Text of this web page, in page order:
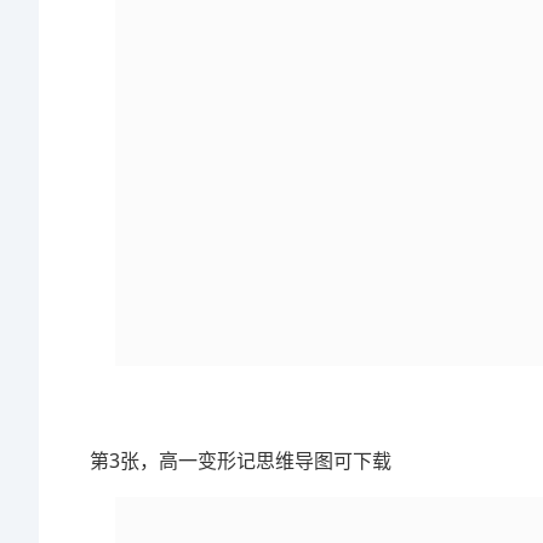
第3张，高一变形记思维导图可下载